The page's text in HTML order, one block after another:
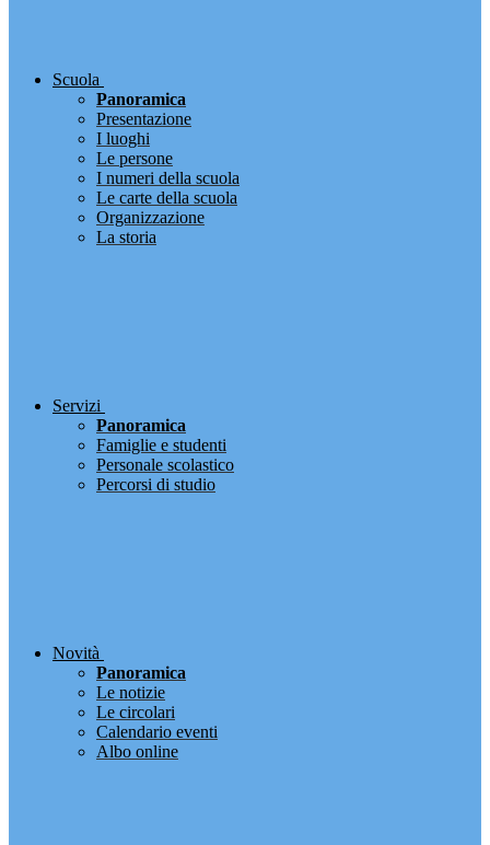
Scuola
Panoramica
Presentazione
I luoghi
Le persone
I numeri della scuola
Le carte della scuola
Organizzazione
La storia
Servizi
Panoramica
Famiglie e studenti
Personale scolastico
Percorsi di studio
Novità
Panoramica
Le notizie
Le circolari
Calendario eventi
Albo online